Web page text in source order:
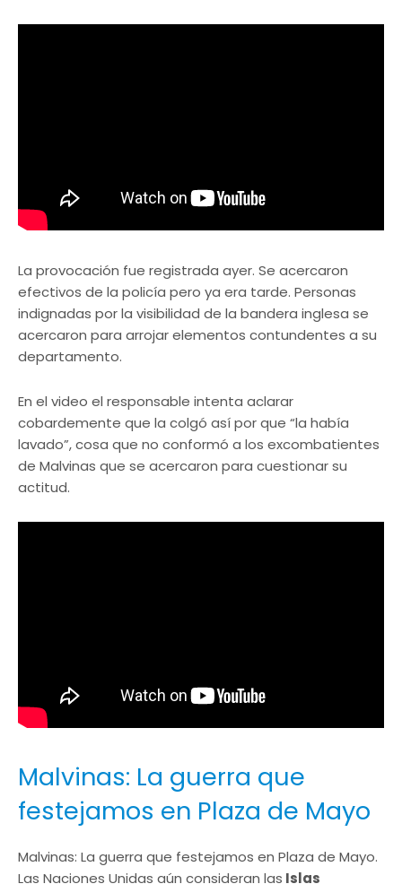
La provocación fue registrada ayer. Se acercaron
efectivos de la policía pero ya era tarde. Personas
indignadas por la visibilidad de la bandera inglesa se
acercaron para arrojar elementos contundentes a su
departamento.
En el video el responsable intenta aclarar
cobardemente que la colgó así por que “la había
lavado”, cosa que no conformó a los excombatientes
de Malvinas que se acercaron para cuestionar su
actitud.
Malvinas: La guerra que
festejamos en Plaza de Mayo
Malvinas: La guerra que festejamos en Plaza de Mayo.
Las Naciones Unidas aún consideran las Islas